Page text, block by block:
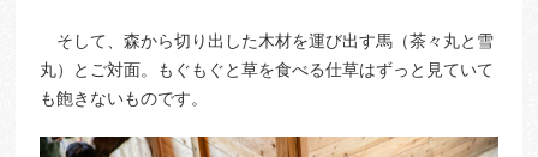
そして、森から切り出した木材を運び出す馬（茶々丸と雪
丸）とご対面。もぐもぐと草を食べる仕草はずっと見ていて
も飽きないものです。